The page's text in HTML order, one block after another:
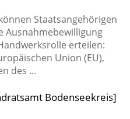
Staatsangehörigen
Ausnahmebewilligung
erteilen:
Union (EU),
des …
Bodenseekreis]